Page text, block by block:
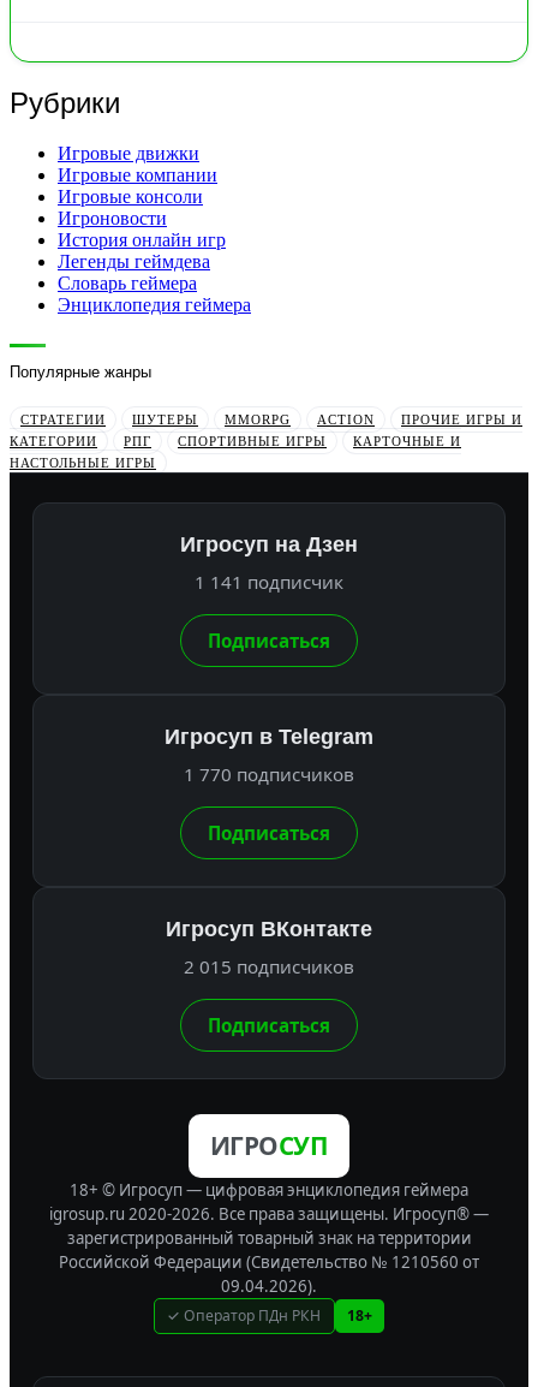
Рубрики
Игровые движки
Игровые компании
Игровые консоли
Игроновости
История онлайн игр
Легенды геймдева
Словарь геймера
Энциклопедия геймера
Популярные жанры
СТРАТЕГИИ ШУТЕРЫ MMORPG ACTION
ПРОЧИЕ ИГРЫ И
КАТЕГОРИИ
РПГ СПОРТИВНЫЕ ИГРЫ
КАРТОЧНЫЕ И
НАСТОЛЬНЫЕ ИГРЫ
Игросуп на Дзен
1 141 подписчик
Подписаться
Игросуп в Telegram
1 770 подписчиков
Подписаться
Игросуп ВКонтакте
2 015 подписчиков
Подписаться
ИГРОСУП
18+ © Игросуп — цифровая энциклопедия геймера
igrosup.ru 2020-2026. Все права защищены. Игросуп® —
зарегистрированный товарный знак на территории
Российской Федерации (Свидетельство № 1210560 от
09.04.2026).
✓ Оператор ПДн РКН 18+